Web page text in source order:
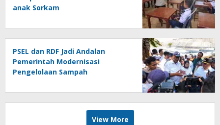
anak Sorkam
PSEL dan RDF Jadi Andalan
Pemerintah Modernisasi
Pengelolaan Sampah
View More